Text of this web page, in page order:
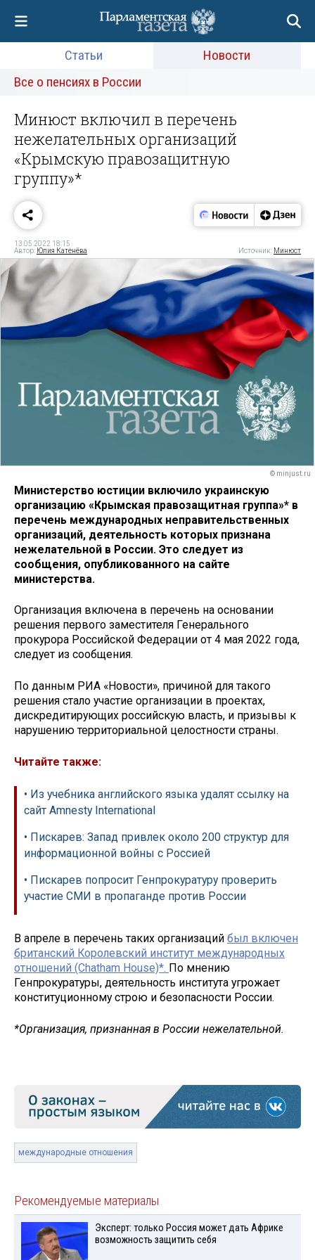
Статьи
Новости
Все о пенсиях в России
Минюст включил в перечень
нежелательных организаций
«Крымскую правозащитную
группу»*
13.05.2022 18:15
Автор: Юлия Катенёва Источник: Минюст
© minjust.ru
Министерство юстиции включило украинскую
организацию «Крымская правозащитная группа»* в
перечень международных неправительственных
организаций, деятельность которых признана
нежелательной в России. Это следует из
сообщения, опубликованного на сайте
министерства.
Организация включена в перечень на основании
решения первого заместителя Генерального
прокурора Российской Федерации от 4 мая 2022 года,
следует из сообщения.
По данным РИА «Новости», причиной для такого
решения стало участие организации в проектах,
дискредитирующих российскую власть, и призывы к
нарушению территориальной целостности страны.
Читайте также:
• Из учебника английского языка удалят ссылку на
сайт Amnesty International
• Пискарев: Запад привлек около 200 структур для
информационной войны с Россией
• Пискарев попросит Генпрокуратуру проверить
участие СМИ в пропаганде против России
В апреле в перечень таких организаций был включен
британский Королевский институт международных
отношений (Chatham House)*. По мнению
Генпрокуратуры, деятельность института угрожает
конституционному строю и безопасности России.
*Организация, признанная в России нежелательной.
международные отношения
Рекомендуемые материалы
Эксперт: только Россия может дать Африке
возможность защитить себя